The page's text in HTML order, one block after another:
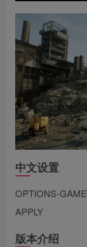
中文设置
OPTIONS-
APPLY
版本介绍